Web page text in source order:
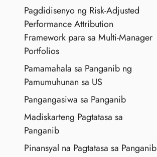
Pagdidisenyo ng Risk-Adjusted
Performance Attribution
Framework para sa Multi-Manager
Portfolios
Pamamahala sa Panganib ng
Pamumuhunan sa US
Pangangasiwa sa Panganib
Madiskarteng Pagtatasa sa
Panganib
Pinansyal na Pagtatasa sa Panganib